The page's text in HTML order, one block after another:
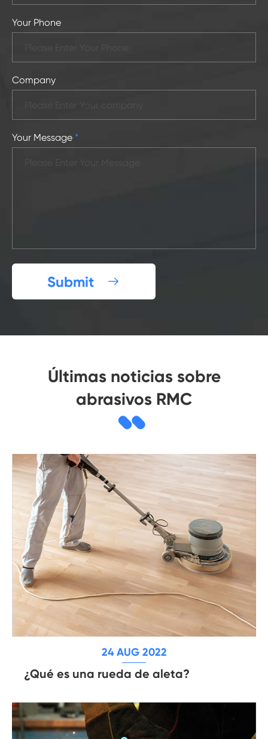
Your Phone
Company
Your Message *
Submit 
Últimas noticias sobre
abrasivos RMC
24 AUG 2022
¿Qué es una rueda de aleta?